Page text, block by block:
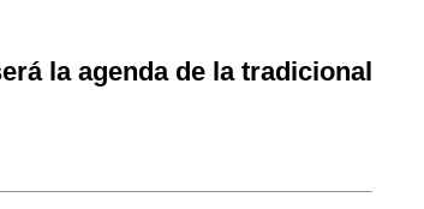
la agenda de la tradicional